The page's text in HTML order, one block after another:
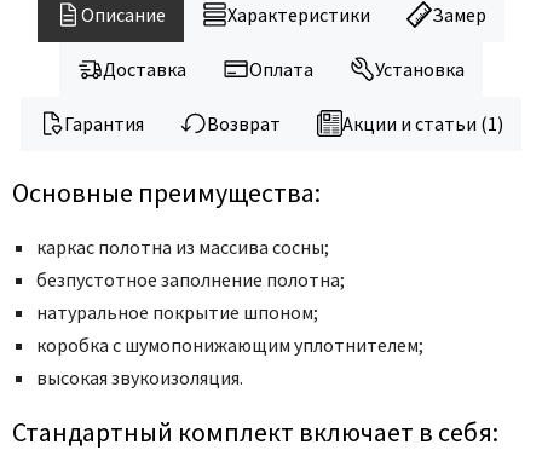
Luxor
Milyana
Morelli
Ofram
Oro - Oro
Philips
Porta Di Parma
Porte Vista
Poseidon
Описание Характеристики Замер
Доставка Оплата Установка
Гарантия Возврат Акции и статьи (1)
Основные преимущества:
каркас полотна из массива сосны;
безпустотное заполнение полотна;
натуральное покрытие шпоном;
коробка с шумопонижающим уплотнителем;
высокая звукоизоляция.
Стандартный комплект включает в себя: